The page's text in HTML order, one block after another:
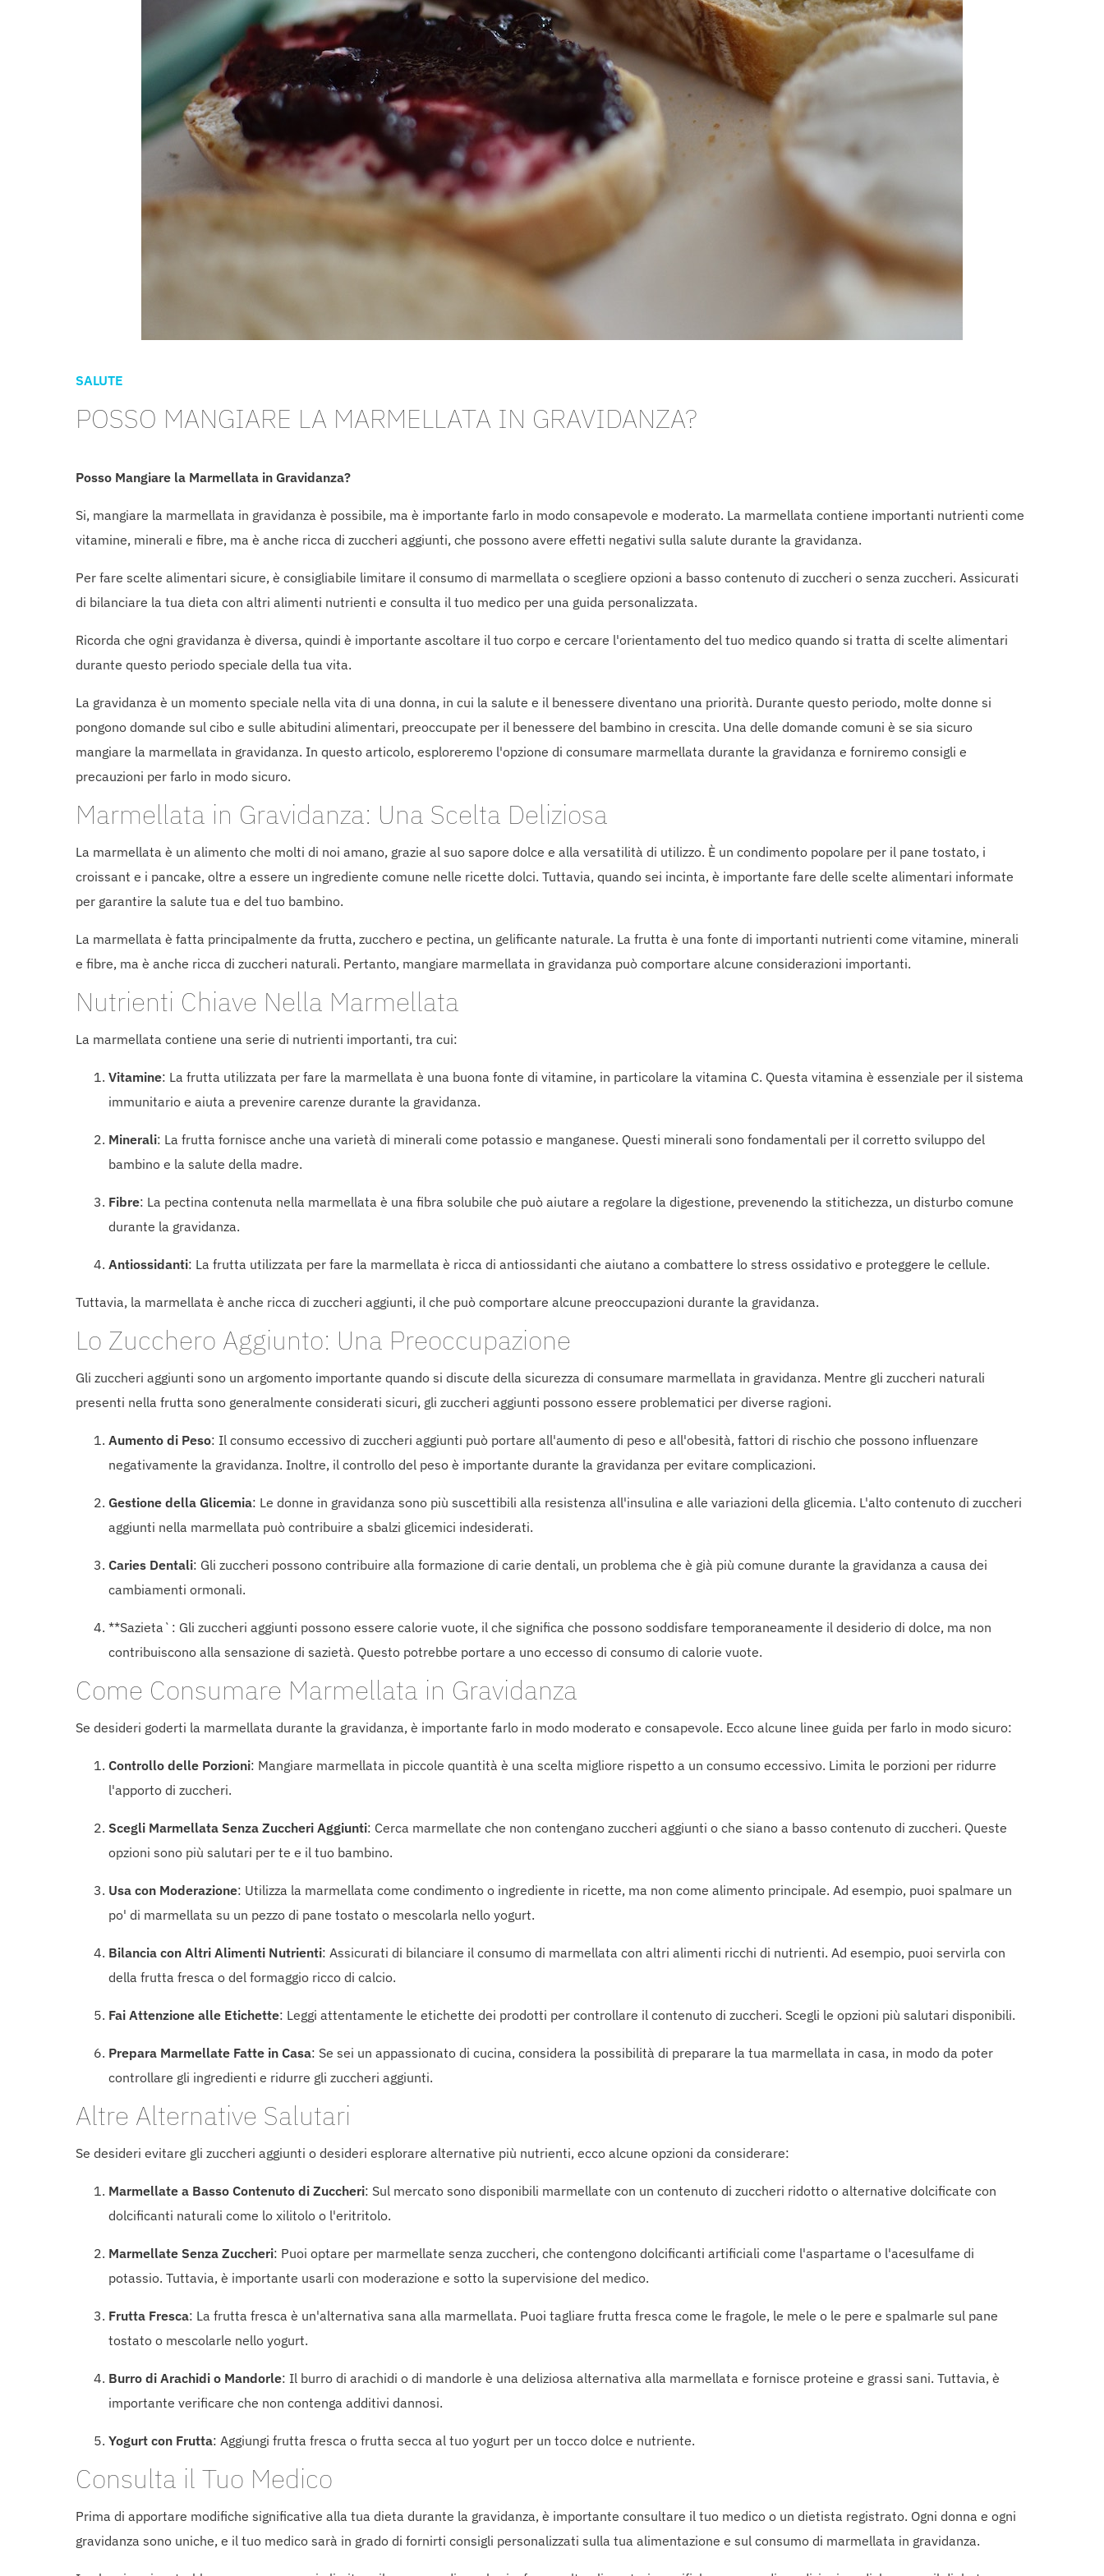
SALUTE
POSSO MANGIARE LA MARMELLATA IN GRAVIDANZA?
Posso Mangiare la Marmellata in Gravidanza?
Si, mangiare la marmellata in gravidanza è possibile, ma è importante farlo in modo consapevole e moderato. La marmellata contiene importanti nutrienti come
vitamine, minerali e fibre, ma è anche ricca di zuccheri aggiunti, che possono avere effetti negativi sulla salute durante la gravidanza.
Per fare scelte alimentari sicure, è consigliabile limitare il consumo di marmellata o scegliere opzioni a basso contenuto di zuccheri o senza zuccheri. Assicurati
di bilanciare la tua dieta con altri alimenti nutrienti e consulta il tuo medico per una guida personalizzata.
Ricorda che ogni gravidanza è diversa, quindi è importante ascoltare il tuo corpo e cercare l'orientamento del tuo medico quando si tratta di scelte alimentari
durante questo periodo speciale della tua vita.
La gravidanza è un momento speciale nella vita di una donna, in cui la salute e il benessere diventano una priorità. Durante questo periodo, molte donne si
pongono domande sul cibo e sulle abitudini alimentari, preoccupate per il benessere del bambino in crescita. Una delle domande comuni è se sia sicuro
mangiare la marmellata in gravidanza. In questo articolo, esploreremo l'opzione di consumare marmellata durante la gravidanza e forniremo consigli e
precauzioni per farlo in modo sicuro.
Marmellata in Gravidanza: Una Scelta Deliziosa
La marmellata è un alimento che molti di noi amano, grazie al suo sapore dolce e alla versatilità di utilizzo. È un condimento popolare per il pane tostato, i
croissant e i pancake, oltre a essere un ingrediente comune nelle ricette dolci. Tuttavia, quando sei incinta, è importante fare delle scelte alimentari informate
per garantire la salute tua e del tuo bambino.
La marmellata è fatta principalmente da frutta, zucchero e pectina, un gelificante naturale. La frutta è una fonte di importanti nutrienti come vitamine, minerali
e fibre, ma è anche ricca di zuccheri naturali. Pertanto, mangiare marmellata in gravidanza può comportare alcune considerazioni importanti.
Nutrienti Chiave Nella Marmellata
La marmellata contiene una serie di nutrienti importanti, tra cui:
Vitamine: La frutta utilizzata per fare la marmellata è una buona fonte di vitamine, in particolare la vitamina C. Questa vitamina è essenziale per il sistema
immunitario e aiuta a prevenire carenze durante la gravidanza.
Minerali: La frutta fornisce anche una varietà di minerali come potassio e manganese. Questi minerali sono fondamentali per il corretto sviluppo del
bambino e la salute della madre.
Fibre: La pectina contenuta nella marmellata è una fibra solubile che può aiutare a regolare la digestione, prevenendo la stitichezza, un disturbo comune
durante la gravidanza.
Antiossidanti: La frutta utilizzata per fare la marmellata è ricca di antiossidanti che aiutano a combattere lo stress ossidativo e proteggere le cellule.
Tuttavia, la marmellata è anche ricca di zuccheri aggiunti, il che può comportare alcune preoccupazioni durante la gravidanza.
Lo Zucchero Aggiunto: Una Preoccupazione
Gli zuccheri aggiunti sono un argomento importante quando si discute della sicurezza di consumare marmellata in gravidanza. Mentre gli zuccheri naturali
presenti nella frutta sono generalmente considerati sicuri, gli zuccheri aggiunti possono essere problematici per diverse ragioni.
Aumento di Peso: Il consumo eccessivo di zuccheri aggiunti può portare all'aumento di peso e all'obesità, fattori di rischio che possono influenzare
negativamente la gravidanza. Inoltre, il controllo del peso è importante durante la gravidanza per evitare complicazioni.
Gestione della Glicemia: Le donne in gravidanza sono più suscettibili alla resistenza all'insulina e alle variazioni della glicemia. L'alto contenuto di zuccheri
aggiunti nella marmellata può contribuire a sbalzi glicemici indesiderati.
Caries Dentali: Gli zuccheri possono contribuire alla formazione di carie dentali, un problema che è già più comune durante la gravidanza a causa dei
cambiamenti ormonali.
**Sazieta`: Gli zuccheri aggiunti possono essere calorie vuote, il che significa che possono soddisfare temporaneamente il desiderio di dolce, ma non
contribuiscono alla sensazione di sazietà. Questo potrebbe portare a uno eccesso di consumo di calorie vuote.
Come Consumare Marmellata in Gravidanza
Se desideri goderti la marmellata durante la gravidanza, è importante farlo in modo moderato e consapevole. Ecco alcune linee guida per farlo in modo sicuro:
Controllo delle Porzioni: Mangiare marmellata in piccole quantità è una scelta migliore rispetto a un consumo eccessivo. Limita le porzioni per ridurre
l'apporto di zuccheri.
Scegli Marmellata Senza Zuccheri Aggiunti: Cerca marmellate che non contengano zuccheri aggiunti o che siano a basso contenuto di zuccheri. Queste
opzioni sono più salutari per te e il tuo bambino.
Usa con Moderazione: Utilizza la marmellata come condimento o ingrediente in ricette, ma non come alimento principale. Ad esempio, puoi spalmare un
po' di marmellata su un pezzo di pane tostato o mescolarla nello yogurt.
Bilancia con Altri Alimenti Nutrienti: Assicurati di bilanciare il consumo di marmellata con altri alimenti ricchi di nutrienti. Ad esempio, puoi servirla con
della frutta fresca o del formaggio ricco di calcio.
Fai Attenzione alle Etichette: Leggi attentamente le etichette dei prodotti per controllare il contenuto di zuccheri. Scegli le opzioni più salutari disponibili.
Prepara Marmellate Fatte in Casa: Se sei un appassionato di cucina, considera la possibilità di preparare la tua marmellata in casa, in modo da poter
controllare gli ingredienti e ridurre gli zuccheri aggiunti.
Altre Alternative Salutari
Se desideri evitare gli zuccheri aggiunti o desideri esplorare alternative più nutrienti, ecco alcune opzioni da considerare:
Marmellate a Basso Contenuto di Zuccheri: Sul mercato sono disponibili marmellate con un contenuto di zuccheri ridotto o alternative dolcificate con
dolcificanti naturali come lo xilitolo o l'eritritolo.
Marmellate Senza Zuccheri: Puoi optare per marmellate senza zuccheri, che contengono dolcificanti artificiali come l'aspartame o l'acesulfame di
potassio. Tuttavia, è importante usarli con moderazione e sotto la supervisione del medico.
Frutta Fresca: La frutta fresca è un'alternativa sana alla marmellata. Puoi tagliare frutta fresca come le fragole, le mele o le pere e spalmarle sul pane
tostato o mescolarle nello yogurt.
Burro di Arachidi o Mandorle: Il burro di arachidi o di mandorle è una deliziosa alternativa alla marmellata e fornisce proteine e grassi sani. Tuttavia, è
importante verificare che non contenga additivi dannosi.
Yogurt con Frutta: Aggiungi frutta fresca o frutta secca al tuo yogurt per un tocco dolce e nutriente.
Consulta il Tuo Medico
Prima di apportare modifiche significative alla tua dieta durante la gravidanza, è importante consultare il tuo medico o un dietista registrato. Ogni donna e ogni
gravidanza sono uniche, e il tuo medico sarà in grado di fornirti consigli personalizzati sulla tua alimentazione e sul consumo di marmellata in gravidanza.